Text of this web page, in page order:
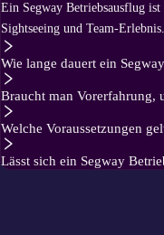
Ein Segway Betriebsausflug
Sightseeing und Team-Erlebnis.
Wie lange dauert ein
Braucht man Vorerfahrung,
Welche Voraussetzungen
Lässt sich ein Segway